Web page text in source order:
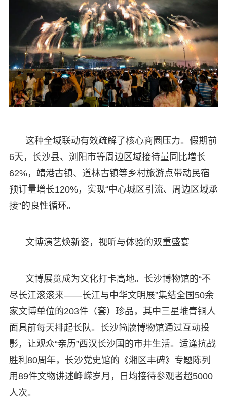
这种全域联动有效疏解了核心商圈压力。假期前
6天，长沙县、浏阳市等周边区域接待量同比增长
62%，靖港古镇、道林古镇等乡村旅游点带动民宿
预订量增长120%，实现“中心城区引流、周边区域承
接”的良性循环。
文博演艺焕新姿，视听与体验的双重盛宴
文博展览成为文化打卡高地。长沙博物馆的“不
尽长江滚滚来——长江与中华文明展”集结全国50余
家文博单位的203件（套）珍品，其中三星堆青铜人
面具前每天排起长队。长沙简牍博物馆通过互动投
影，让观众“亲历”西汉长沙国的市井生活。适逢抗战
胜利80周年，长沙党史馆的《湘区丰碑》专题陈列
用89件文物讲述峥嵘岁月，日均接待参观者超5000
人次。